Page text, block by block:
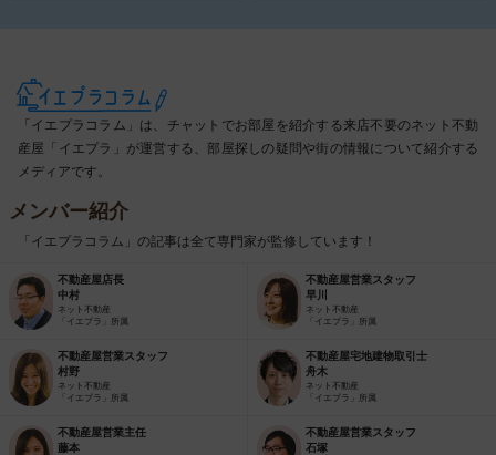
「イエプラコラム」は、チャットでお部屋を紹介する来店不要のネット不動
産屋「イエプラ」が運営する、部屋探しの疑問や街の情報について紹介する
メディアです。
メンバー紹介
「イエプラコラム」の記事は全て専門家が監修しています！
不動産屋店長
中村
ネット不動産
「イエプラ」所属
不動産屋営業スタッフ
早川
ネット不動産
「イエプラ」所属
不動産屋営業スタッフ
村野
ネット不動産
「イエプラ」所属
不動産屋宅地建物取引士
舟木
ネット不動産
「イエプラ」所属
不動産屋営業主任
藤本
不動産屋営業スタッフ
石塚